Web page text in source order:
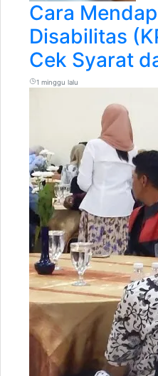
Cara
Disabilitas
Cek Syarat
1 minggu lalu